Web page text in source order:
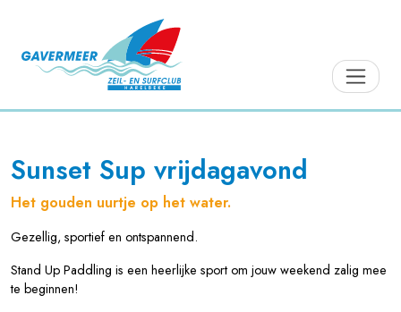
Sunset Sup vrijdagavond
Het gouden uurtje op het water.
Gezellig, sportief en ontspannend.
Stand Up Paddling is een heerlijke sport om jouw weekend zalig mee
te beginnen!